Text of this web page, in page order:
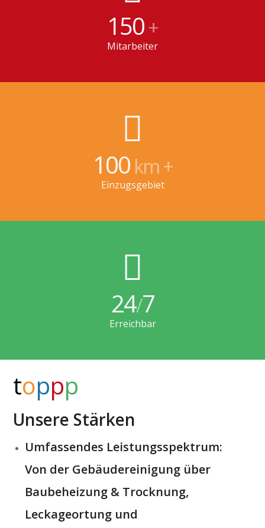
150+
Mitarbeiter
100km +
Einzugsgebiet
24/7
Erreichbar
toppp
Unsere Stärken
Umfassendes Leistungsspektrum:
Von der Gebäudereinigung über
Baubeheizung & Trocknung,
Leckageortung und